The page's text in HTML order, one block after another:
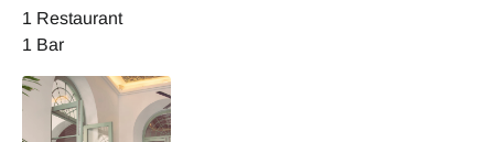
1 Restaurant
1 Bar